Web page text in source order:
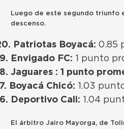
Luego de este segundo triunfo
descenso.
Patriotas Boyacá: 0.85
Envigado FC: 1 punto
Jaguares : 1 punto
Boyacá Chicó: 1.03
Deportivo Cali: 1.04
El árbitro Jairo Mayorga, de